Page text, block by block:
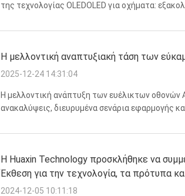
της τεχνολογίας OLEDOLED για οχήματα:
οθόνη: ακτίνα ...
Η μελλοντική αναπτυξιακή τάση των
2025-12-24 14:31:04
Η μελλοντική ανάπτυξη των ευέλικτων οθονών
ανακαλύψεις, διευρυμένα σενάρια εφαρμογής
μάτιαΤεντώσιμη ...
Η Huaxin Technology προσκλήθηκε να
Έκθεση για την τεχνολογία, τα πρότυπα
(σταθμός Shenzhen).
2024-12-05 10:11:18